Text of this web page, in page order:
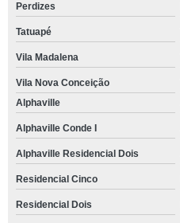
Perdizes
Tatuapé
Vila Madalena
Vila Nova Conceição
Alphaville
Alphaville Conde I
Alphaville Residencial Dois
Residencial Cinco
Residencial Dois